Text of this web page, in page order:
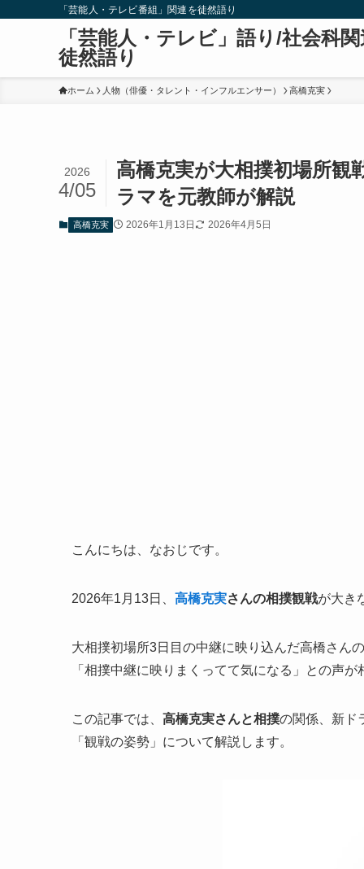
「芸能人・テレビ番組」関連を徒然語り
「芸能人・テレビ」語り/社会科
徒然語り
ホーム 人物（俳優・タレント・インフルエンサー） 高橋克実
高橋克実が大相撲初場所
ラマを元教師が解説
2026
4/05
高橋克実 2026年1月13日 2026年4月5日
こんにちは、なおじです。
2026年1月13日、 高橋克実さんの相撲観戦が大き
大相撲初場所3日目の中継に映り込んだ高橋さん
「相撲中継に映りまくってて気になる」との声が
この記事では、 高橋克実さんと相撲の関係、新ド
「観戦の姿勢」について解説します。